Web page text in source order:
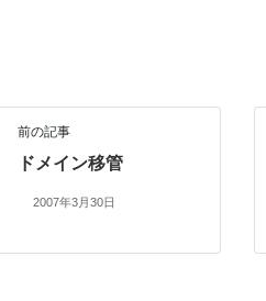
前の記事
ドメイン移管
2007年3月30日